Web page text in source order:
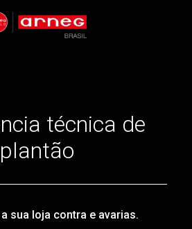
técnica de
plantão
sua loja contra e avarias.